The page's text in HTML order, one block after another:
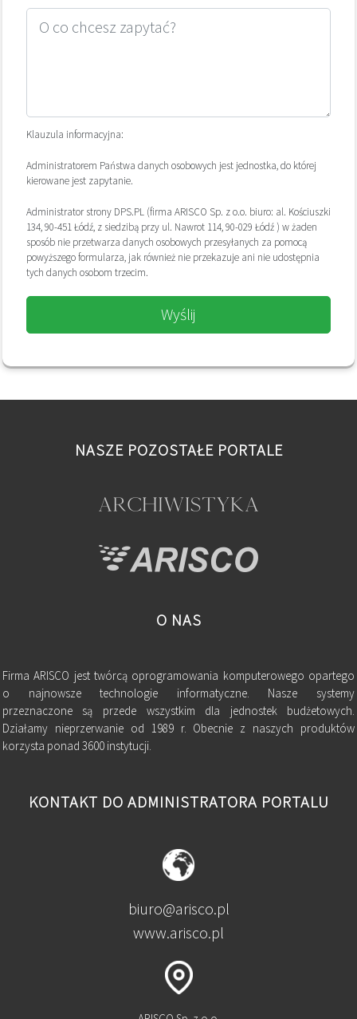
Klauzula informacyjna:
Administratorem Państwa danych osobowych jest jednostka, do której
kierowane jest zapytanie.
Administrator strony DPS.PL (firma ARISCO Sp. z o.o. biuro: al. Kościuszki
134, 90-451 Łódź, z siedzibą przy ul. Nawrot 114, 90-029 Łódź ) w żaden
sposób nie przetwarza danych osobowych przesyłanych za pomocą
powyższego formularza, jak również nie przekazuje ani nie udostępnia
tych danych osobom trzecim.
Wyślij
NASZE POZOSTAŁE PORTALE
O NAS
Firma ARISCO jest twórcą oprogramowania komputerowego opartego
o najnowsze technologie informatyczne. Nasze systemy
przeznaczone są przede wszystkim dla jednostek budżetowych.
Działamy nieprzerwanie od 1989 r. Obecnie z naszych produktów
korzysta ponad 3600 instytucji.
KONTAKT DO ADMINISTRATORA PORTALU
biuro@arisco.pl
www.arisco.pl